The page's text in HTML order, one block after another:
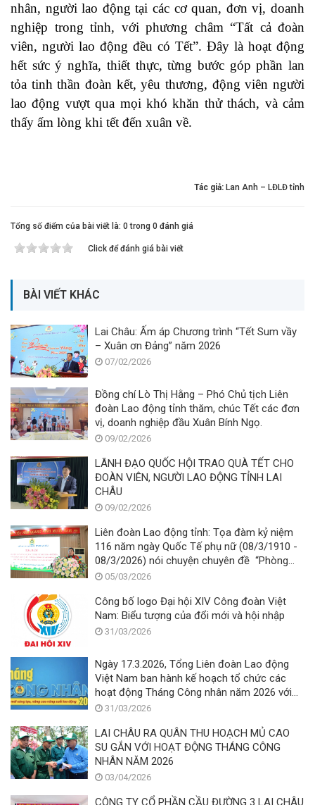
nhân, người lao động tại các cơ quan, đơn vị, doanh
nghiệp trong tỉnh, với phương châm “Tất cả đoàn
viên, người lao động đều có Tết”. Đây là hoạt động
hết sức ý nghĩa, thiết thực, từng bước góp phần lan
tỏa tinh thần đoàn kết, yêu thương, động viên người
lao động vượt qua mọi khó khăn thử thách, và cảm
thấy ấm lòng khi tết đến xuân về.
Tác giả: Lan Anh – LĐLĐ tỉnh
Tổng số điểm của bài viết là: 0 trong 0 đánh giá
Click để đánh giá bài viết
BÀI VIẾT KHÁC
Lai Châu: Ấm áp Chương trình “Tết Sum vầy
– Xuân ơn Đảng” năm 2026
07/02/2026
Đồng chí Lò Thị Hằng – Phó Chủ tịch Liên
đoàn Lao động tỉnh thăm, chúc Tết các đơn
vị, doanh nghiệp đầu Xuân Bính Ngọ.
09/02/2026
LÃNH ĐẠO QUỐC HỘI TRAO QUÀ TẾT CHO
ĐOÀN VIÊN, NGƯỜI LAO ĐỘNG TỈNH LAI
CHÂU
09/02/2026
Liên đoàn Lao động tỉnh: Tọa đàm kỷ niệm
116 năm ngày Quốc Tế phụ nữ (08/3/1910 -
08/3/2026) nói chuyện chuyên đề “Phòng
chống lừa đảo online đối với phụ nữ trong
05/03/2026
Công bố logo Đại hội XIV Công đoàn Việt
Nam: Biểu tượng của đổi mới và hội nhập
31/03/2026
Ngày 17.3.2026, Tổng Liên đoàn Lao động
Việt Nam ban hành kế hoạch tổ chức các
hoạt động Tháng Công nhân năm 2026 với
chủ đề “Công nhân Việt Nam: Đổi mới sáng
31/03/2026
LAI CHÂU RA QUÂN THU HOẠCH MỦ CAO
SU GẮN VỚI HOẠT ĐỘNG THÁNG CÔNG
NHÂN NĂM 2026
03/04/2026
CÔNG TY CỔ PHẦN CẦU ĐƯỜNG 3 LAI CHÂU